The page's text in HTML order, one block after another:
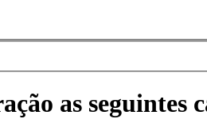
as seguintes